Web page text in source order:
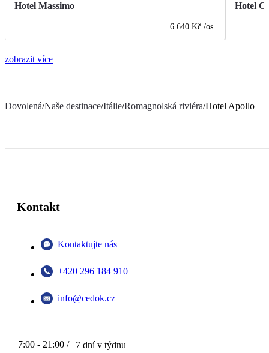
Hotel Massimo
6 640 Kč /os.
Hotel
zobrazit více
Dovolená/Naše destinace/Itálie/Romagnolská riviéra/Hotel Apollo
Kontakt
Kontaktujte nás
+420 296 184 910
info@cedok.cz
7:00 - 21:00 / 7 dní v týdnu